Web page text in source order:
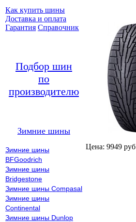
Как купить шины
Доставка и оплата
Гарантия Справочник
Подбор шин
по
производителю
Зимние шины
Зимние шины
BFGoodrich
Зимние шины
Bridgestone
Зимние шины Compasal
Зимние шины
Continental
Зимние шины Dunlop
Цена: 9949 руб